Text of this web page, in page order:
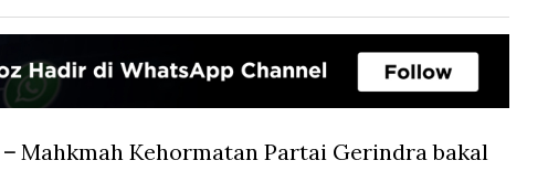
Mahkmah Kehormatan Partai Gerindra bakal